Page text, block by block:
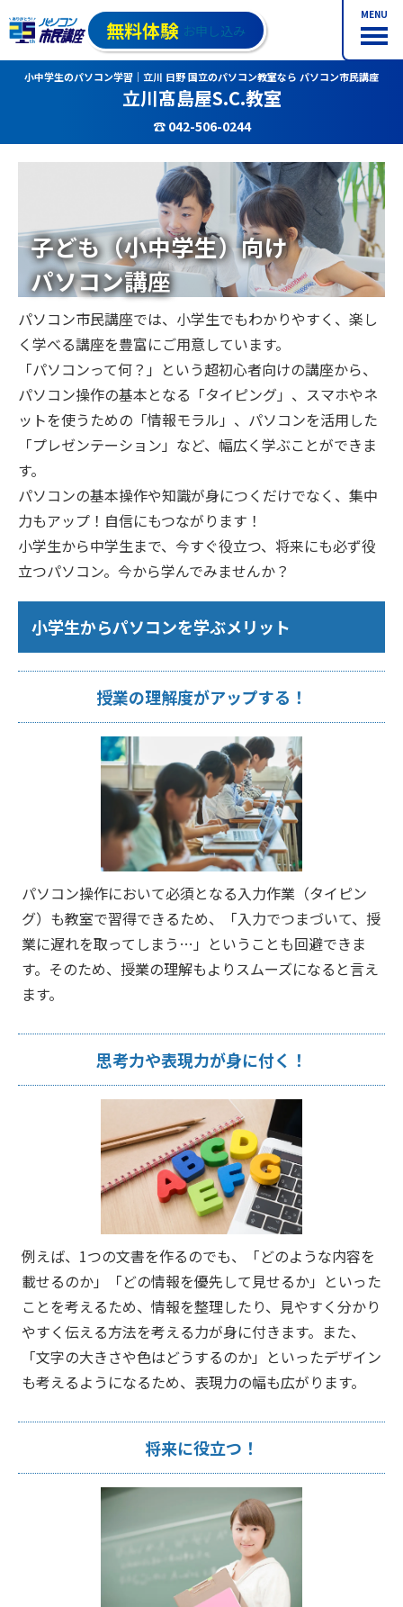
MENU
無料体験 お申し込み
小中学生のパソコン学習｜立川 日野 国立のパソコン教室なら パソコン市民講座
立川髙島屋S.C.教室
☎ 042-506-0244
子ども（小中学生）向け
パソコン講座
パソコン市民講座では、小学生でもわかりやすく、楽し
く学べる講座を豊富にご用意しています。
「パソコンって何？」という超初心者向けの講座から、
パソコン操作の基本となる「タイピング」、スマホやネ
ットを使うための「情報モラル」、パソコンを活用した
「プレゼンテーション」など、幅広く学ぶことができま
す。
パソコンの基本操作や知識が身につくだけでなく、集中
力もアップ！自信にもつながります！
小学生から中学生まで、今すぐ役立つ、将来にも必ず役
立つパソコン。今から学んでみませんか？
小学生からパソコンを学ぶメリット
授業の理解度がアップする！
パソコン操作において必須となる入力作業（タイピン
グ）も教室で習得できるため、「入力でつまづいて、授
業に遅れを取ってしまう…」ということも回避できま
す。そのため、授業の理解もよりスムーズになると言え
ます。
思考力や表現力が身に付く！
例えば、1つの文書を作るのでも、「どのような内容を
載せるのか」「どの情報を優先して見せるか」といった
ことを考えるため、情報を整理したり、見やすく分かり
やすく伝える方法を考える力が身に付きます。また、
「文字の大きさや色はどうするのか」といったデザイン
も考えるようになるため、表現力の幅も広がります。
将来に役立つ！